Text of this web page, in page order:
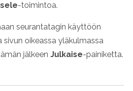
-toimintoa.
seurantatagin käyttöön
sivun oikeassa yläkulmassa
jälkeen Julkaise-painiketta.